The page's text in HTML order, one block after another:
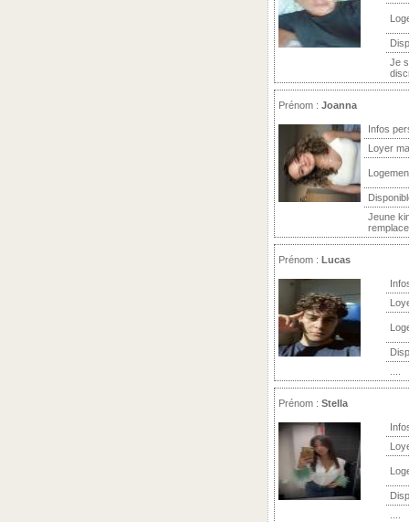
Je
Prénom : Joanna
Infos
Loyer
Jeune
Prénom : Lucas
Prénom : Stella